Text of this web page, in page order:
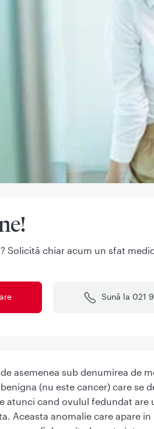
Solicită chiar acum un sfat
Sună la 021
asemenea sub denumirea de
(nu este cancer) care se
atunci cand ovulul fedundat are
Aceasta anomalie care apare